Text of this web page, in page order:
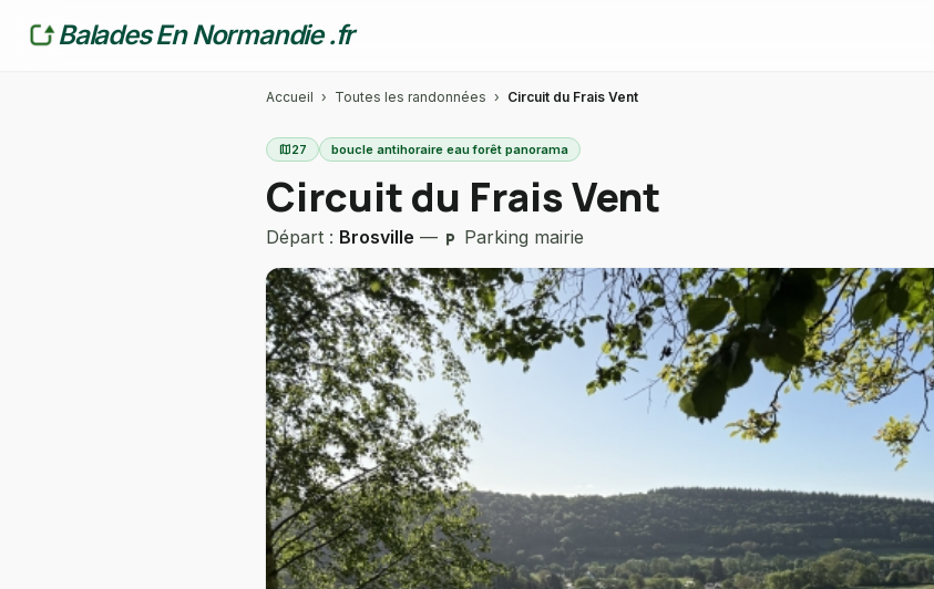
Balades En Normandie .fr
Accueil › Toutes les randonnées › Circuit du Frais Vent
map27 boucle antihoraire eau forêt panorama
Circuit du Frais Vent
Départ : Brosville — local_parking Parking mairie